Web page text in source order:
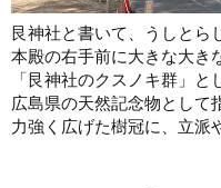
艮神社と書いて、うしとら
本殿の右手前に大きな大き
「艮神社のクスノキ群」と
広島県の天然記念物として
力強く広げた樹冠に、立派